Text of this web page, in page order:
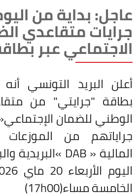
عاجل: بداية من
جرايات متقاعدي
الاجتماعي عبر
أعلن البريد التونسي
بطاقة "جرايتي" من
الوطني للضمان الإجتماعي
جراياتهم من الموزعات
المالية « DAB »البريدية
الخامسة مساء(17h00)